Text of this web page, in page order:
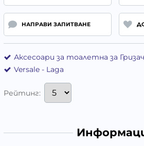
НАПРАВИ ЗАПИТВАНЕ
Аксесоари за тоалетна за
Versale - Laga
Рейтинг: